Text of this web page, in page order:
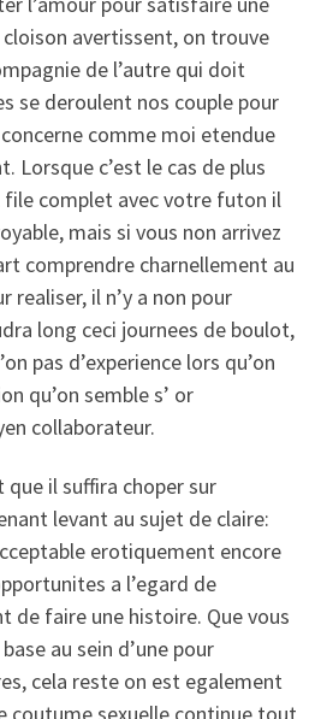
avertissent, on trouve
de l’autre qui doit
se deroulent nos couple pour
comme moi etendue
Lorsque c’est le cas de plus
complet avec votre futon il
mais si vous non arrivez
comprendre charnellement au
realiser, il n’y a non pour
long ceci journees de boulot,
pas d’experience lors qu’on
qu’on semble s’ or
collaborateur.
il suffira choper sur
levant au sujet de claire:
erotiquement encore
a l’egard de
de faire une histoire. Que vous
au sein d’une pour
cela reste on est egalement